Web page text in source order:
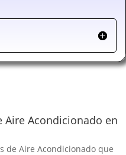
Aire Acondicionado en
de Aire Acondicionado que